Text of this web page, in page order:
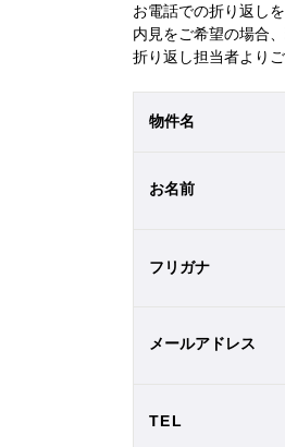
お電話での折り返し
内見をご希望の場合
折り返し担当者より
物件名
お名前
フリガナ
メールアドレス
TEL